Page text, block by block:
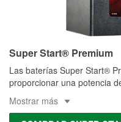
Super Start® Premium
Las baterías Super Start®
proporcionar una potencia
Mostrar más